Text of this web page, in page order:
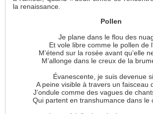
la renaissance.
Pollen
Je plane dans le flou des
Et vole libre comme le pollen de
M’étend sur la rosée avant qu’elle
M’allonge dans le creux de la
Évanescente, je suis devenue
A peine visible à travers un faisceau
J’ondule comme des vagues de
Qui partent en transhumance dans le